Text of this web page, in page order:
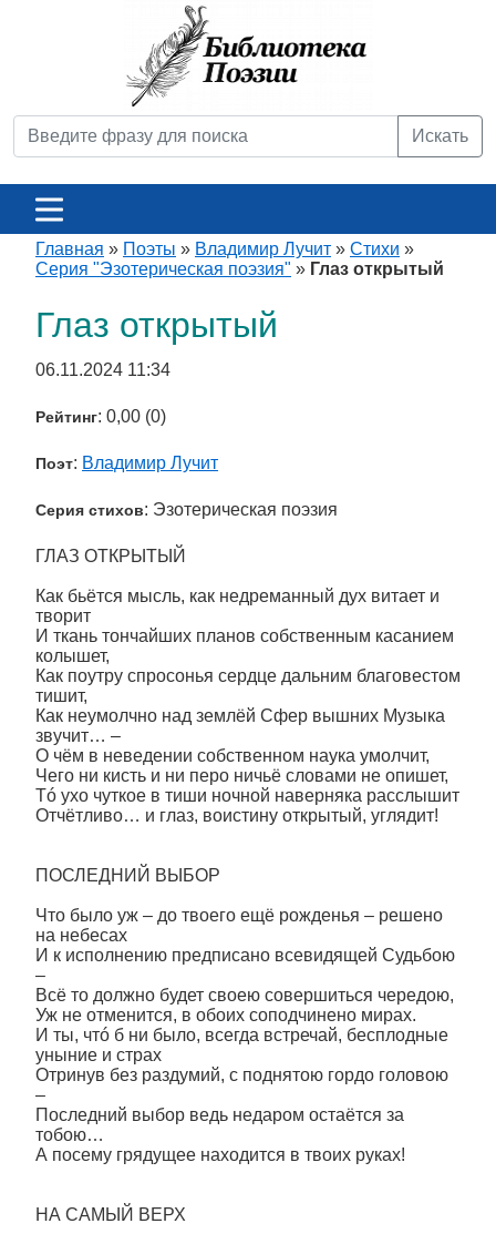
Искать
Главная » Поэты » Владимир Лучит » Стихи »
Серия "Эзотерическая поэзия" » Глаз открытый
Глаз открытый
06.11.2024 11:34
Рейтинг: 0,00 (0)
Поэт: Владимир Лучит
Серия стихов: Эзотерическая поэзия
ГЛАЗ ОТКРЫТЫЙ
Как бьётся мысль, как недреманный дух витает и
творит
И ткань тончайших планов собственным касанием
колышет,
Как поутру спросонья сердце дальним благовестом
тишит,
Как неумолчно над землёй Сфер вышних Музыка
звучит… –
О чём в неведении собственном наука умолчит,
Чего ни кисть и ни перо ничьё словами не опишет,
Тó ухо чуткое в тиши ночной наверняка расслышит
Отчётливо… и глаз, воистину открытый, углядит!
ПОСЛЕДНИЙ ВЫБОР
Что было уж – до твоего ещё рожденья – решено
на небесах
И к исполнению предписано всевидящей Судьбою
–
Всё то должно будет своею совершиться чередою,
Уж не отменится, в обоих соподчинено мирах.
И ты, чтó б ни было, всегда встречай, бесплодные
уныние и страх
Отринув без раздумий, с поднятою гордо головою
–
Последний выбор ведь недаром остаётся за
тобою…
А посему грядущее находится в твоих руках!
НА САМЫЙ ВЕРХ